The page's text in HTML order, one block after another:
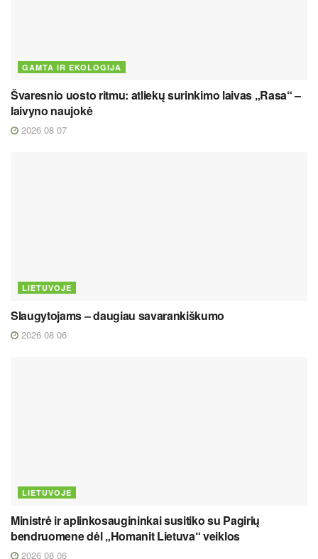
GAMTA IR EKOLOGIJA
Švaresnio uosto ritmu: atliekų surinkimo laivas „Rasa“ –
laivyno naujokė
2026 08 07
LIETUVOJE
Slaugytojams – daugiau savarankiškumo
2026 08 06
LIETUVOJE
Ministrė ir aplinkosaugininkai susitiko su Pagirių
bendruomene dėl „Homanit Lietuva“ veiklos
2026 08 06